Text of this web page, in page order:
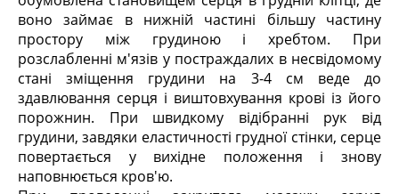
воно займає в нижній частині більшу частину
простору між грудиною і хребтом. При
розслабленні м'язів у постраждалих в несвідомому
стані зміщення грудини на 3-4 см веде до
здавлювання серця і виштовхування крові із його
порожнин. При швидкому відібранні рук від
грудини, завдяки еластичності грудної стінки, серце
повертається у вихідне положення і знову
наповнюється кров'ю.